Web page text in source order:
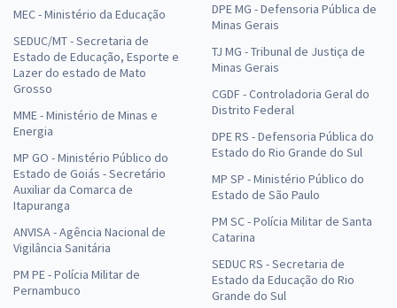
MEC - Ministério da Educação
SEDUC/MT - Secretaria de
Estado de Educação, Esporte e
Lazer do estado de Mato
Grosso
MME - Ministério de Minas e
Energia
MP GO - Ministério Público do
Estado de Goiás - Secretário
Auxiliar da Comarca de
Itapuranga
ANVISA - Agência Nacional de
Vigilância Sanitária
PM PE - Polícia Militar de
Pernambuco
DPE MG - Defensoria Pública de
Minas Gerais
TJ MG - Tribunal de Justiça de
Minas Gerais
CGDF - Controladoria Geral do
Distrito Federal
DPE RS - Defensoria Pública do
Estado do Rio Grande do Sul
MP SP - Ministério Público do
Estado de São Paulo
PM SC - Polícia Militar de Santa
Catarina
SEDUC RS - Secretaria de
Estado da Educação do Rio
Grande do Sul